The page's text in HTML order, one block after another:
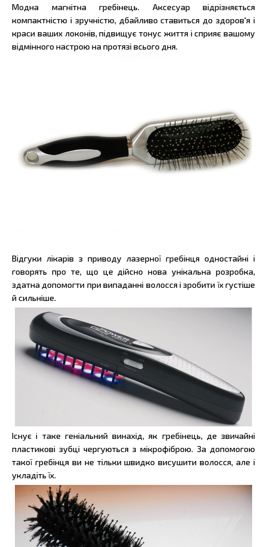
Модна магнітна гребінець. Аксесуар відрізняється
компактністю і зручністю, дбайливо ставиться до здоров'я і
краси ваших локонів, підвищує тонус життя і сприяє вашому
відмінного настрою на протязі всього дня.
Відгуки лікарів з приводу лазерної гребінця одностайні і
говорять про те, що це дійсно нова унікальна розробка,
здатна допомогти при випаданні волосся і зробити їх густіше
й сильніше.
Існує і таке геніальний винахід, як гребінець, де звичайні
пластикові зубці чергуються з мікрофіброю. За допомогою
такої гребінця ви не тільки швидко висушити волосся, але і
укладіть їх.